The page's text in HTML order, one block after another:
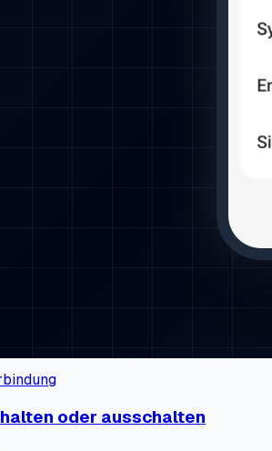
oder ausschalten